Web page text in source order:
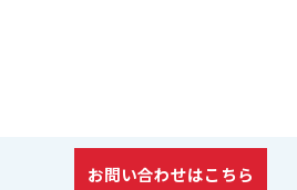
お問い合わせはこちら